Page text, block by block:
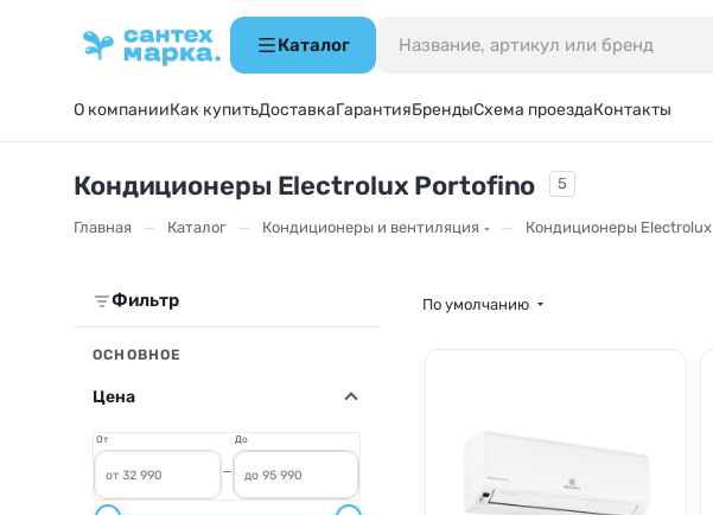
Каталог
О компанииКак купитьДоставкаГарантияБрендыСхема проездаКонтакты
Кондиционеры Electrolux Portofino 5
Главная — Каталог — Кондиционеры и вентиляция — Кондиционеры Electrolux
По умолчанию
Фильтр
ОСНОВНОЕ
Цена
От
—
До